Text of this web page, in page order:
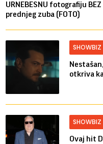
URNEBESNU fotografiju BEZ
prednjeg zuba (FOTO)
SHOWBIZ
otkriva
SHOWBIZ
Ovaj hit